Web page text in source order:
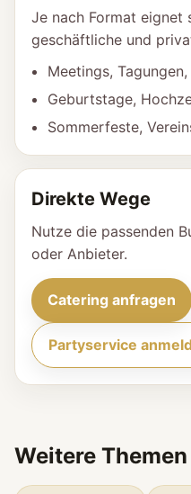
Je nach Format eignet
geschäftliche und
Meetings,
Geburtstage,
Sommerfeste,
Direkte Wege
Nutze die passenden
oder Anbieter.
Catering anfragen
Partyservice
Weitere